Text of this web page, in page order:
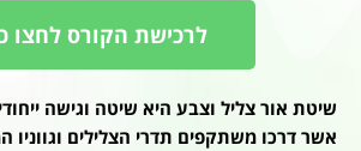
לרכישת הקורס לחצו
שיטת אור צליל וצבע היא שיטה וגישה
אשר דרכו משתקפים תדרי הצלילים וגווניו